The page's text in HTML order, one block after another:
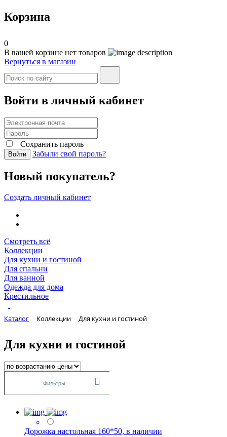
Корзина
0
В вашей корзине нет товаров
Вернуться в магазин
Войти в личный кабинет
Сохранить пароль
Войти Забыли свой пароль?
Новый покупатель?
Создать личный кабинет
Смотреть всё
Коллекции
Для кухни и гостиной
Для спальни
Для ванной
Одежда для дома
Крестильное
Каталог Коллекции Для кухни и гостиной
Для кухни и гостиной
Фильтры
Дорожка настольная 160*50, в наличии